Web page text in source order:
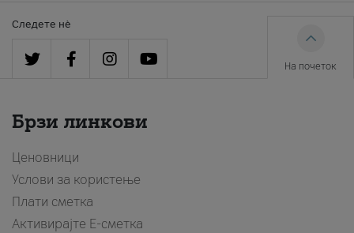
Следете нè
На почеток
Брзи линкови
Ценовници
Услови за користење
Плати сметка
Активирајте Е-сметка